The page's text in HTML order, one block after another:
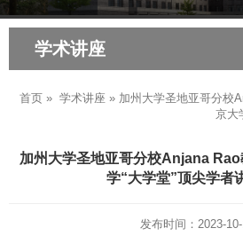
学术讲座
首页 » 学术讲座 » 加州大学圣地亚哥分校
京大
加州大学圣地亚哥分校Anjana
学“大学堂”顶尖学者
发布时间：2023-